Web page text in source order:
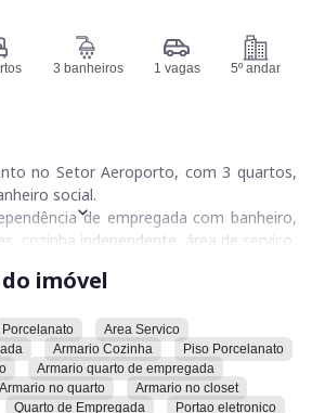
3 banheiros 1 vagas 5º andar
no Setor Aeroporto, com 3 quartos,
social.
de empregada com banheiro,
cozinha independente, área de serviço,
imóvel
Porcelanato
Area Servico
Armario Cozinha
Piso Porcelanato
Armario quarto de empregada
Armario no quarto
Armario no closet
Quarto de Empregada
Portao eletronico